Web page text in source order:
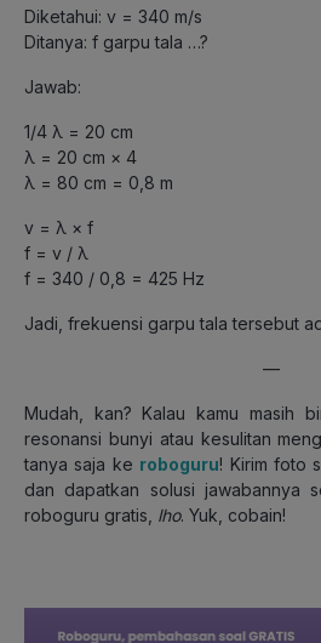
Diketahui: v = 340 m/s
Ditanya: f garpu tala …?
Jawab:
1/4 λ = 20 cm
λ = 20 cm × 4
λ = 80 cm = 0,8 m
v = λ × f
f = v / λ
f = 340 / 0,8 = 425 Hz
Jadi, frekuensi garpu tala tersebut
—
Mudah, kan? Kalau kamu masih
resonansi bunyi atau kesulitan
tanya saja ke roboguru! Kirim foto
dan dapatkan solusi jawabannya
roboguru gratis, lho. Yuk, cobain!